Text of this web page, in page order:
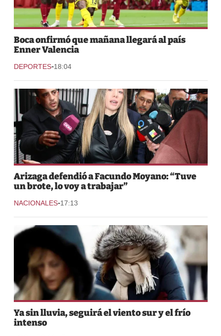
Boca onfirmó que mañana llegará al país
Enner Valencia
DEPORTES-18:04
Arizaga defendió a Facundo Moyano: “Tuve
un brote, lo voy a trabajar”
NACIONALES-17:13
Ya sin lluvia, seguirá el viento sur y el frío
intenso